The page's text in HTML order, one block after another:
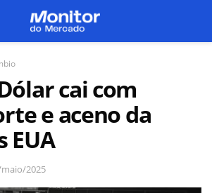
cai com
e aceno da
EUA
2025